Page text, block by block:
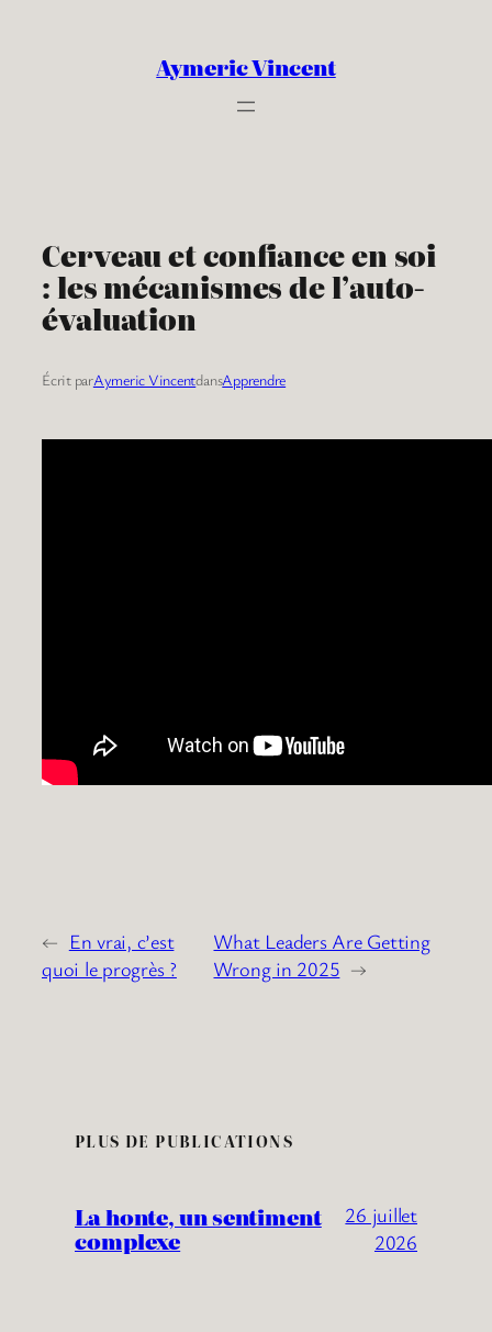
Aymeric Vincent
Cerveau et confiance en soi
: les mécanismes de l’auto-
évaluation
Écrit parAymeric VincentdansApprendre
← En vrai, c’est
quoi le progrès ?
What Leaders Are Getting
Wrong in 2025 →
PLUS DE PUBLICATIONS
La honte, un sentiment
complexe
26 juillet
2026